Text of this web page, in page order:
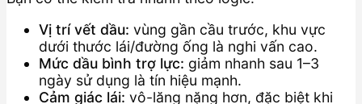
Vị trí vết dầu: vùng gần cầu trước, khu vực
dưới thước lái/đường ống là nghi vấn cao.
Mức dầu bình trợ lực: giảm nhanh sau 1–3
ngày sử dụng là tín hiệu mạnh.
Cảm giác lái: vô-lăng nặng hơn, đặc biệt khi